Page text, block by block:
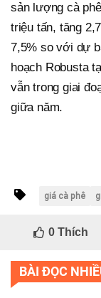
sản lượng cà
triệu tấn, tăng
7,5% so với dự
hoạch Robusta
vẫn trong giai
giữa năm.
giá cà phê
0Thích
BÀI ĐỌC